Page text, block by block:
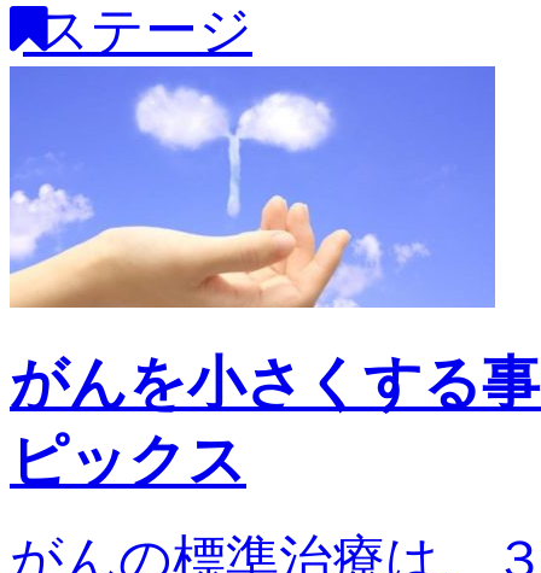
ステージ
がんを小さくする
ピックス
がんの標準治療は、